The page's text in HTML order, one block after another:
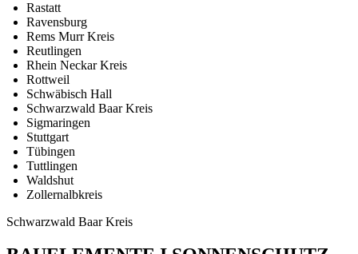
Rastatt
Ravensburg
Rems Murr Kreis
Reutlingen
Rhein Neckar Kreis
Rottweil
Schwäbisch Hall
Schwarzwald Baar Kreis
Sigmaringen
Stuttgart
Tübingen
Tuttlingen
Waldshut
Zollernalbkreis
Schwarzwald Baar Kreis